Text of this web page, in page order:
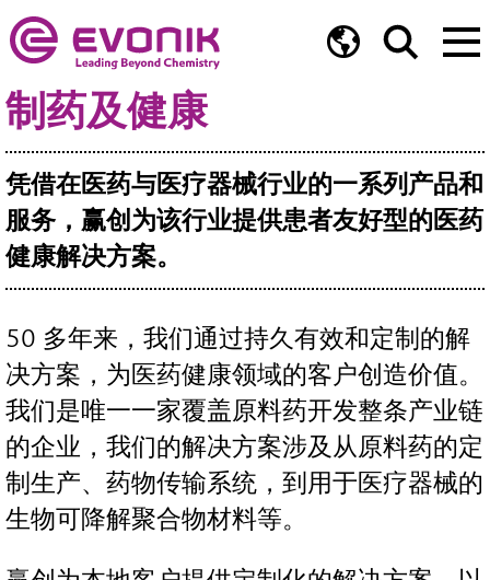
制药及健康
凭借在医药与医疗器械行业的一系列产品和
服务，赢创为该行业提供患者友好型的医药
健康解决方案。
50 多年来，我们通过持久有效和定制的解
决方案，为医药健康领域的客户创造价值。
我们是唯一一家覆盖原料药开发整条产业链
的企业，我们的解决方案涉及从原料药的定
制生产、药物传输系统，到用于医疗器械的
生物可降解聚合物材料等。